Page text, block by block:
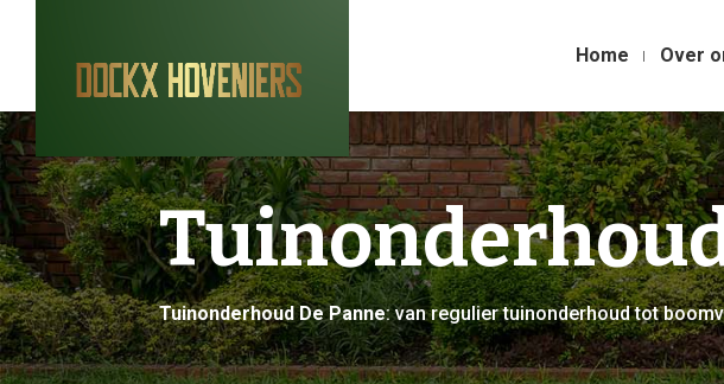
Home Over
Tuinonderhoud De Panne: van regulier tuinonderhoud tot